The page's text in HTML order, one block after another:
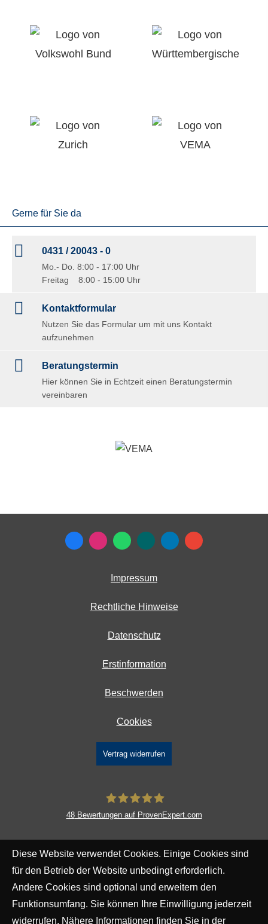
Gerne für Sie da
0431 / 20043 - 0
Mo.- Do. 8:00 - 17:00 Uhr
Freitag 8:00 - 15:00 Uhr
Kontaktformular
Nutzen Sie das Formular um mit uns Kontakt
aufzunehmen
Beratungstermin
Hier können Sie in Echtzeit einen Beratungstermin
vereinbaren
Impressum
Rechtliche Hinweise
Datenschutz
Erstinformation
Beschwerden
Cookies
Vertrag widerrufen
48Bewertungen auf ProvenExpert.com
Diese Website verwendet Cookies. Einige Cookies sind
für den Betrieb der Website unbedingt erforderlich.
Andere Cookies sind optional und erweitern den
Funktionsumfang. Sie können Ihre Einwilligung jederzeit
widerrufen. Nähere Informationen finden Sie in der